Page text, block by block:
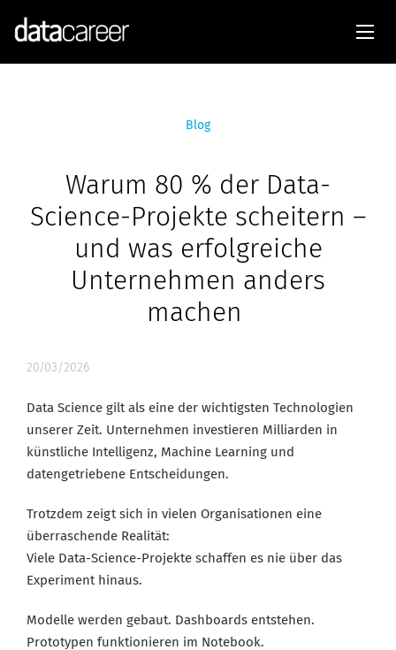
Blog
Warum 80 % der Data-
Science-Projekte scheitern –
und was erfolgreiche
Unternehmen anders
machen
20/03/2026
Data Science gilt als eine der wichtigsten Technologien
unserer Zeit. Unternehmen investieren Milliarden in
künstliche Intelligenz, Machine Learning und
datengetriebene Entscheidungen.
Trotzdem zeigt sich in vielen Organisationen eine
überraschende Realität:
Viele Data-Science-Projekte schaffen es nie über das
Experiment hinaus.
Modelle werden gebaut. Dashboards entstehen.
Prototypen funktionieren im Notebook.